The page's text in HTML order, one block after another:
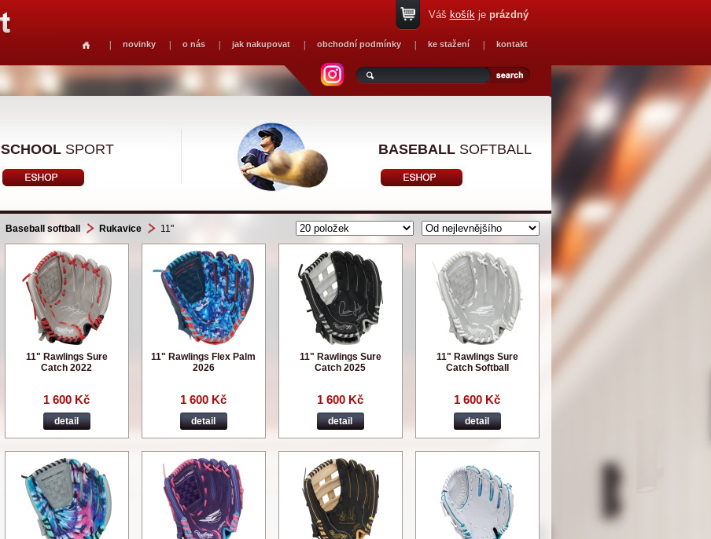
novinky o nás jak nakupovat obchodní podmínky ke stažení kontakt
Váš košíkje prázdný
SCHOOLSPORT BASEBALLSOFTBALL
Baseball softball Rukavice 11"
11" Rawlings Sure
Catch 2022
1 600 Kč
detail
11" Rawlings Flex Palm
2026
1 600 Kč
detail
11" Rawlings Sure
Catch 2025
1 600 Kč
detail
11" Rawlings Sure
Catch Softball
1 600 Kč
detail